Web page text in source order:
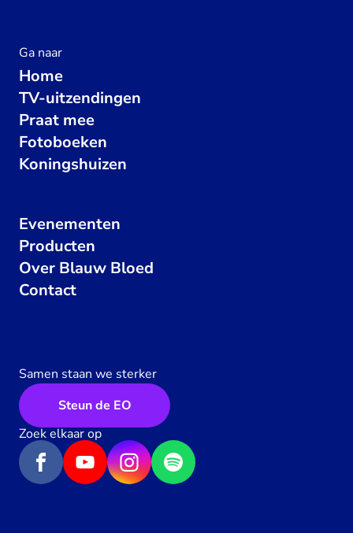
Ga naar
Home
TV-uitzendingen
Praat mee
Fotoboeken
Koningshuizen
Evenementen
Producten
Over Blauw Bloed
Contact
Samen staan we sterker
Steun de EO
Zoek elkaar op